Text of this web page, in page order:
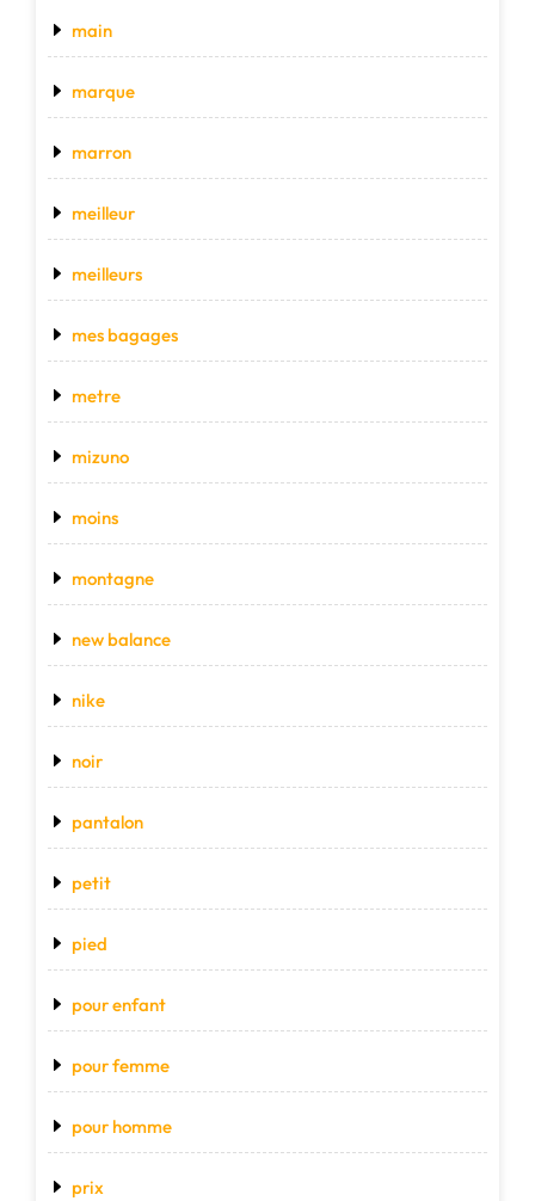
main
marque
marron
meilleur
meilleurs
mes bagages
metre
mizuno
moins
montagne
new balance
nike
noir
pantalon
petit
pied
pour enfant
pour femme
pour homme
prix